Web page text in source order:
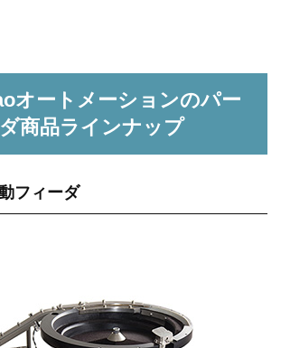
オートメーションのパー
商品ラインナップ
フィーダ